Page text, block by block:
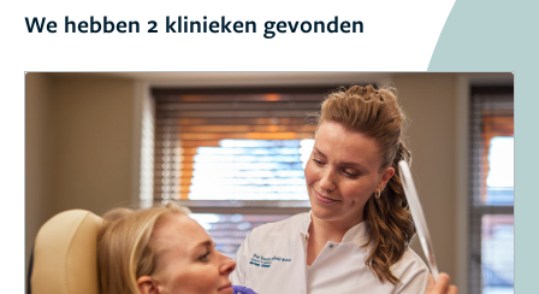
We hebben 2 klinieken gevonden